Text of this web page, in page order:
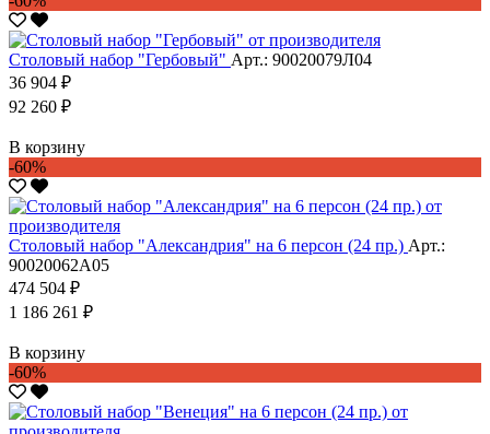
Столовый набор "Гербовый" Арт.: 90020079Л04
36 904 ₽
92 260 ₽
В корзину
-60%
Столовый набор "Александрия" на 6 персон (24 пр.) Арт.:
90020062А05
474 504 ₽
1 186 261 ₽
В корзину
-60%